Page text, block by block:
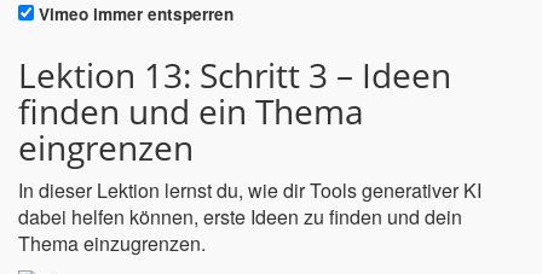
Vimeo immer entsperren
Lektion 13: Schritt 3 – Ideen
finden und ein Thema
eingrenzen
In dieser Lektion lernst du, wie dir Tools generativer KI
dabei helfen können, erste Ideen zu finden und dein
Thema einzugrenzen.